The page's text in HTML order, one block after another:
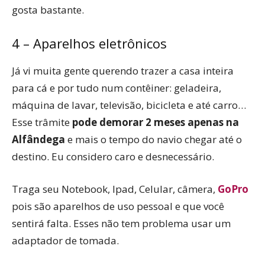
gosta bastante.
4 – Aparelhos eletrônicos
Já vi muita gente querendo trazer a casa inteira
para cá e por tudo num contêiner: geladeira,
máquina de lavar, televisão, bicicleta e até carro…
Esse trâmite pode demorar 2 meses apenas na
Alfândega e mais o tempo do navio chegar até o
destino. Eu considero caro e desnecessário.
Traga seu Notebook, Ipad, Celular, câmera, GoPro
pois são aparelhos de uso pessoal e que você
sentirá falta. Esses não tem problema usar um
adaptador de tomada.